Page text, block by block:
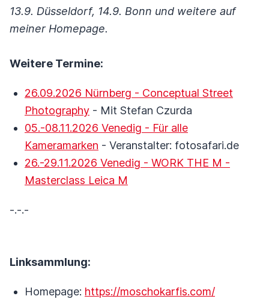
13.9. Düsseldorf, 14.9. Bonn und weitere auf
meiner Homepage.
Weitere Termine:
26.09.2026 Nürnberg - Conceptual Street
Photography - Mit Stefan Czurda
05.-08.11.2026 Venedig - Für alle
Kameramarken - Veranstalter: fotosafari.de
26.-29.11.2026 Venedig - WORK THE M -
Masterclass Leica M
-.-.-
Linksammlung:
Homepage: https://moschokarfis.com/